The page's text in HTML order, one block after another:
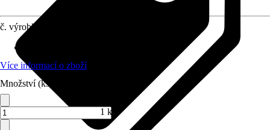
č. výrobku
Více informací o zboží
Množství (ks)
1 ks